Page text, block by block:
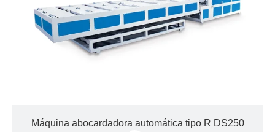
Máquina abocardadora automática tipo R DS250